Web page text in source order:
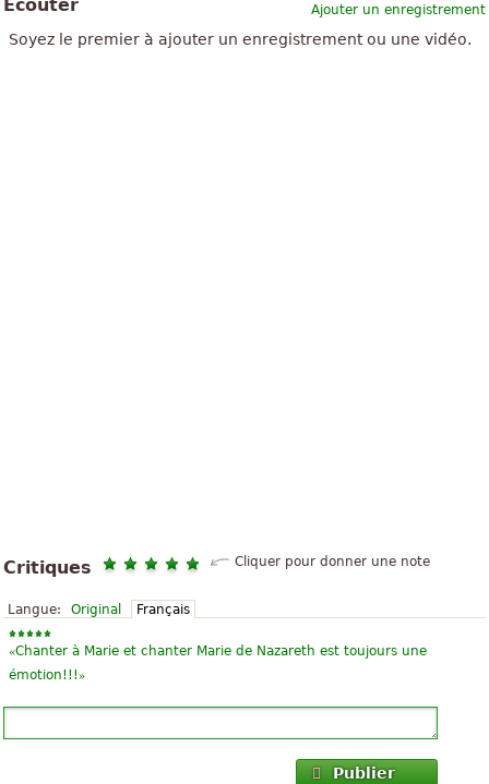
Ajouter un enregistrement
Écouter
Soyez le premier à ajouter un enregistrement ou une vidéo.
Critiques Cliquer pour donner une note
Langue: Original Français
«Chanter à Marie et chanter Marie de Nazareth est toujours une
émotion!!!»
Publier